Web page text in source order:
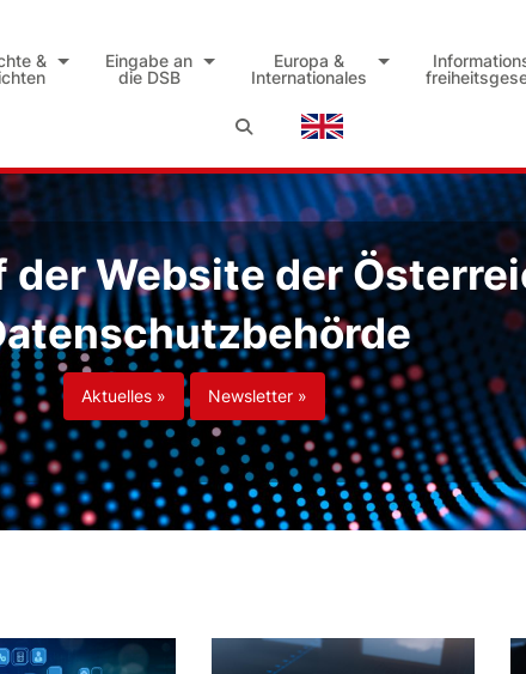
&
Eingabe an
die DSB
Europa &
Internationales
der Website der
Aktuelles » Newsletter »